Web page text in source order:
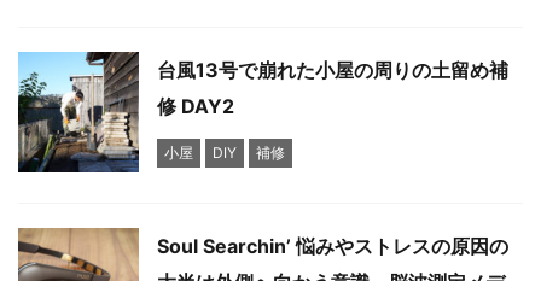
台風13号で崩れた小屋の周りの土留め補
修 DAY2
小屋 DIY 補修
Soul Searchin’ 悩みやストレスの原因の